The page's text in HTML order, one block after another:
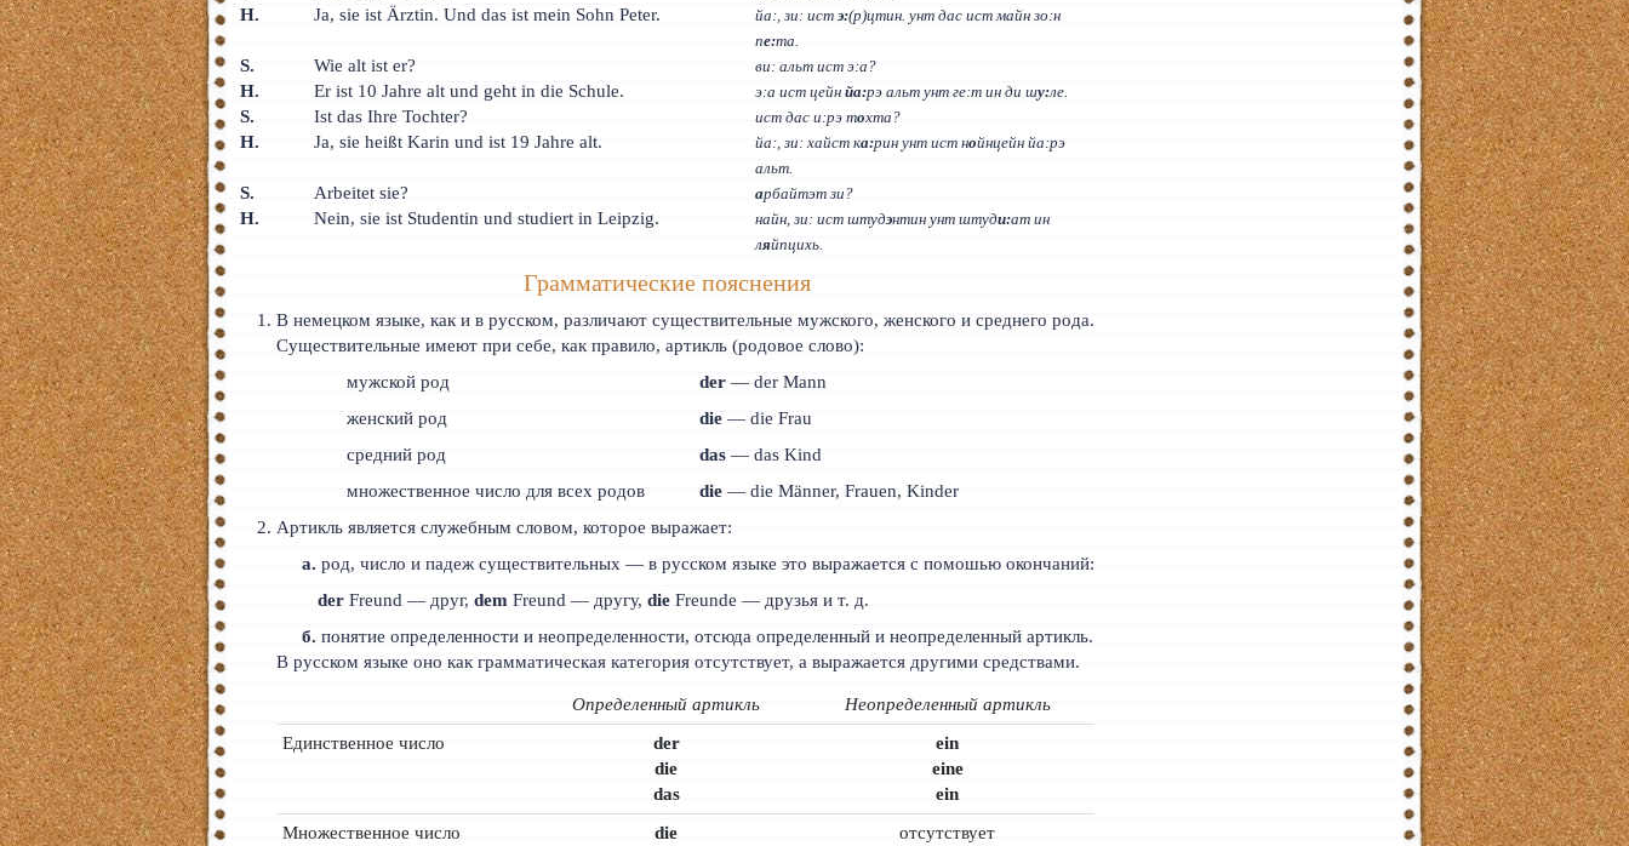
H. Ja, sie ist Ärztin. Und das ist mein Sohn Peter. йа:, зи: ист э:(р)цтин. унт дас ист майн зо:н
пе:та.
S. Wie alt ist er? ви: альт ист э:а?
H. Er ist 10 Jahre alt und geht in die Schule. э:а ист цейн йа:рэ альт унт ге:т ин ди шу:ле.
S. Ist das Ihre Tochter? ист дас и:рэ тохта?
H. Ja, sie heißt Karin und ist 19 Jahre alt. йа:, зи: хайст ка:рин унт ист нойнцейн йа:рэ
альт.
S. Arbeitet sie? арбайтэт зи?
H. Nein, sie ist Studentin und studiert in Leipzig. найн, зи: ист штудэнтин унт штуди:ат ин
ляйпцихь.
Грамматические пояснения
В немецком языке, как и в русском, различают существительные мужского, женского и среднего рода.
Существительные имеют при себе, как правило, артикль (родовое слово):
мужской род
der — der Mann
женский род
die — die Frau
средний род
das — das Kind
множественное число для всех родов
die — die Männer, Frauen, Kinder
Артикль является служебным словом, которое выражает:
а. род, число и падеж существительных — в русском языке это выражается с помошью окончаний:
der Freund — друг, dem Freund — другу, die Freunde — друзья и т. д.
б. понятие определенности и неопределенности, отсюда определенный и неопределенный артикль.
В русском языке оно как грамматическая категория отсутствует, а выражается другими средствами.
Определенный артикль
Неопределенный артикль
Единственное число
der
die
das
ein
eine
ein
Множественное число
die отсутствует